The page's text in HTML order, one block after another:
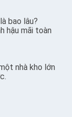
bao lâu?
hậu mãi toàn
nhà kho lớn